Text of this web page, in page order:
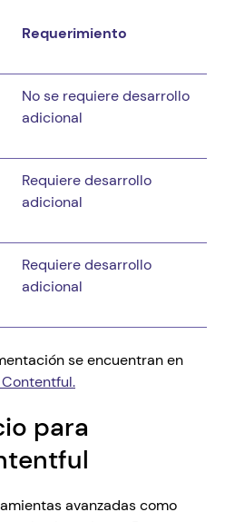
Requerimiento
No se requiere desarrollo
adicional
Requiere desarrollo
adicional
Requiere desarrollo
adicional
se encuentran en
para
avanzadas como